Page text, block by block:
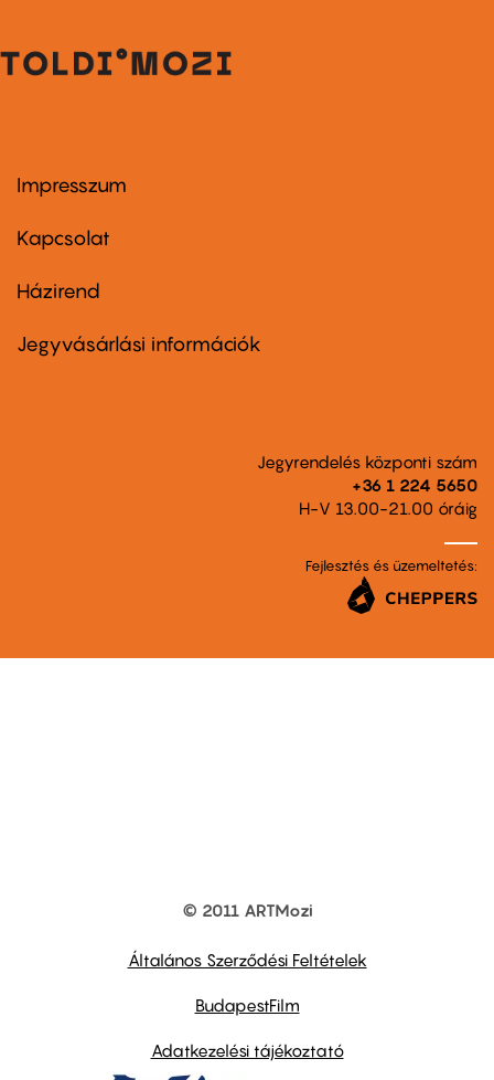
Footer
first
Impresszum
Kapcsolat
Footer
second
Házirend
Jegyvásárlási információk
Jegyrendelés központi szám
+36 1 224 5650
H-V 13.00-21.00 óráig
Fejlesztés és üzemeltetés:
© 2011 ARTMozi
Általános Szerződési Feltételek
BudapestFilm
Adatkezelési tájékoztató